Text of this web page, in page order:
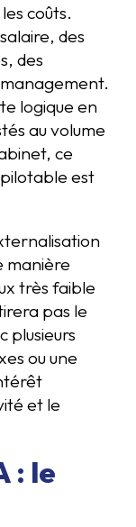
coûts.
des
des
logique en
au volume
ce
pilotable est
manière
très faible
pas le
plusieurs
ou une
et le
: le